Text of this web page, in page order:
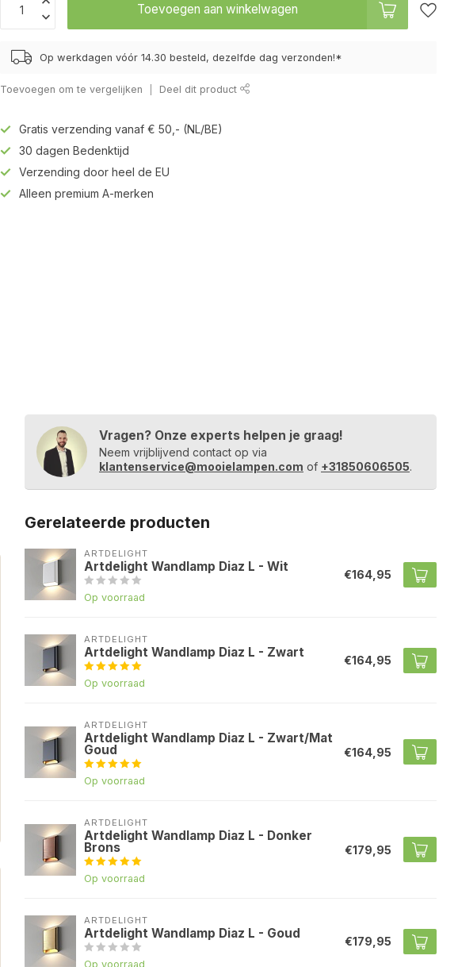
Toevoegen aan winkelwagen
Op werkdagen vóór 14.30 besteld, dezelfde dag verzonden!*
Toevoegen om te vergelijken Deel dit product
Gratis verzending vanaf € 50,- (NL/BE)
30 dagen Bedenktijd
Verzending door heel de EU
Alleen premium A-merken
Vragen? Onze experts helpen je graag!
Neem vrijblijvend contact op via
klantenservice@mooielampen.com of +31850606505.
Gerelateerde producten
ARTDELIGHT
Artdelight Wandlamp Diaz L - Wit
Op voorraad
€164,95
ARTDELIGHT
Artdelight Wandlamp Diaz L - Zwart
Op voorraad
€164,95
ARTDELIGHT
Artdelight Wandlamp Diaz L - Zwart/Mat
Goud
Op voorraad
€164,95
ARTDELIGHT
Artdelight Wandlamp Diaz L - Donker
Brons
Op voorraad
€179,95
ARTDELIGHT
Artdelight Wandlamp Diaz L - Goud
Op voorraad
€179,95